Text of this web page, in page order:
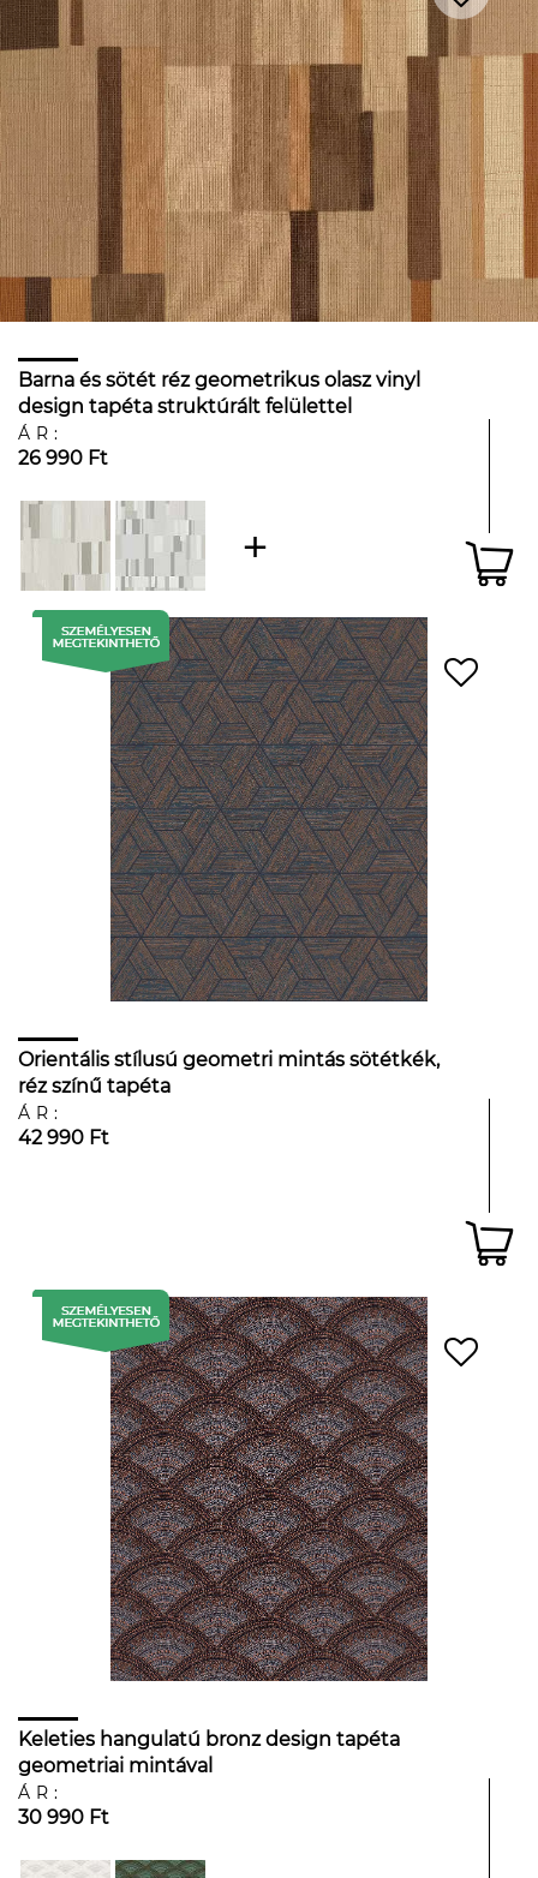
Barna és sötét réz geometrikus olasz vinyl
design tapéta struktúrált felülettel
ÁR:
26 990 Ft
Orientális stílusú geometri mintás sötétkék,
réz színű tapéta
ÁR:
42 990 Ft
Keleties hangulatú bronz design tapéta
geometriai mintával
ÁR:
30 990 Ft